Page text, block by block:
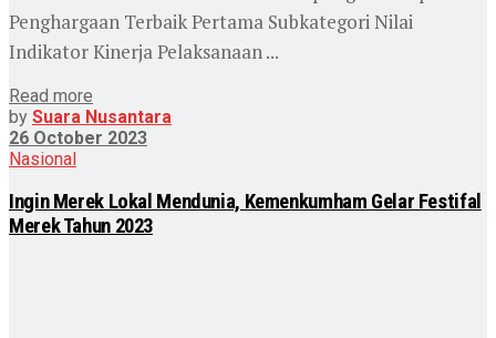
Penghargaan Terbaik Pertama Subkategori Nilai
Indikator Kinerja Pelaksanaan ...
Read more
by Suara Nusantara
26 October 2023
Nasional
Ingin Merek Lokal Mendunia, Kemenkumham Gelar Festifal
Merek Tahun 2023